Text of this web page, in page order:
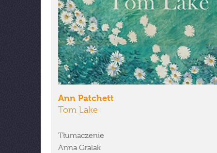
Ann Patchett
Tom Lake
Tłumaczenie
Anna Gralak